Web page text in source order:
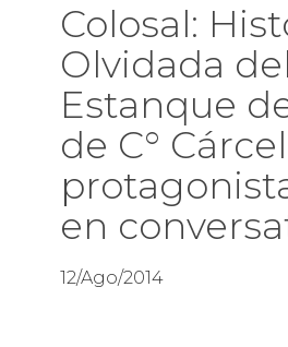
Colosal:
Olvidada del
Estanque
de C°
en
12/Ago/2014